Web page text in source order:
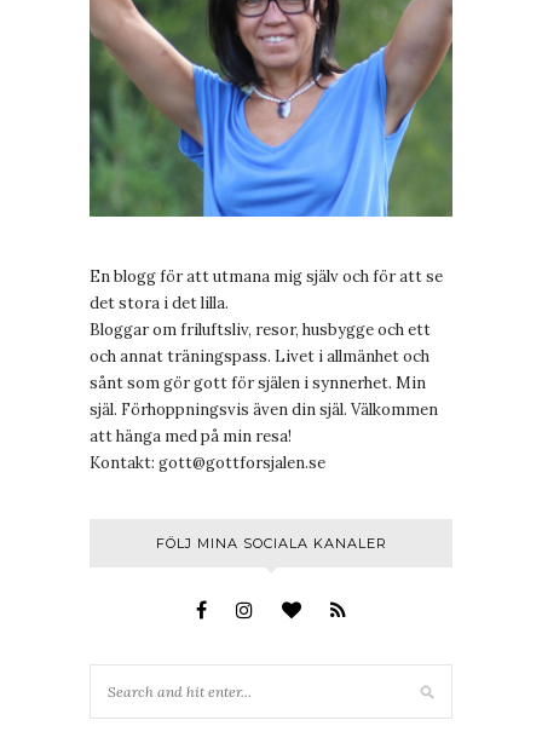
En blogg för att utmana mig själv och för att se
det stora i det lilla.
Bloggar om friluftsliv, resor, husbygge och ett
och annat träningspass. Livet i allmänhet och
sånt som gör gott för själen i synnerhet. Min
själ. Förhoppningsvis även din själ. Välkommen
att hänga med på min resa!
Kontakt: gott@gottforsjalen.se
FÖLJ MINA SOCIALA KANALER